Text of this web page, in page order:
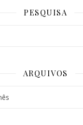
PESQUISA
ARQUIVOS